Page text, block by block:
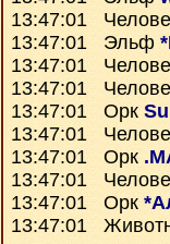
13:47:01
13:47:01 Эльф
13:47:01
13:47:01
13:47:01 Орк
13:47:01
13:47:01 Орк
13:47:01
13:47:01 Орк
13:47:01